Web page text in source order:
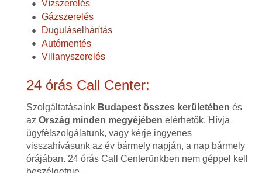
Vízszerelés
Gázszerelés
Duguláselhárítás
Autómentés
Villanyszerelés
24 órás Call Center:
Szolgáltatásaink Budapest összes kerületében és
az Ország minden megyéjében elérhetők. Hívja
ügyfélszolgálatunk, vagy kérje ingyenes
visszahívásunk az év bármely napján, a nap bármely
órájában. 24 órás Call Centerünkben nem géppel kell